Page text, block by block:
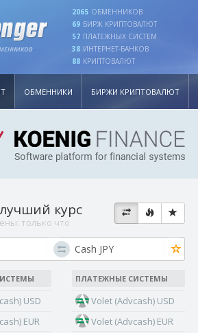
2065 ОБМЕННИКОВ
69 БИРЖ КРИПТОВАЛЮТ
57 ПЛАТЕЖНЫХ СИСТЕМ
38 ИНТЕРНЕТ-БАНКОВ
88 КРИПТОВАЛЮТ
ОБМЕННИКИ БИРЖИ КРИПТОВАЛЮТ
курс
только что
USD
EUR
ПЛАТЕЖНЫЕ СИСТЕМЫ
Volet (Advcash) USD
Volet (Advcash) EUR